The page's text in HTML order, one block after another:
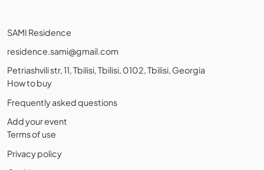
SAMI Residence
residence.sami@gmail.com
Petriashvili str, 11, Tbilisi, Tbilisi, 0102, Tbilisi, Georgia
How to buy
Frequently asked questions
Add your event
Terms of use
Privacy policy